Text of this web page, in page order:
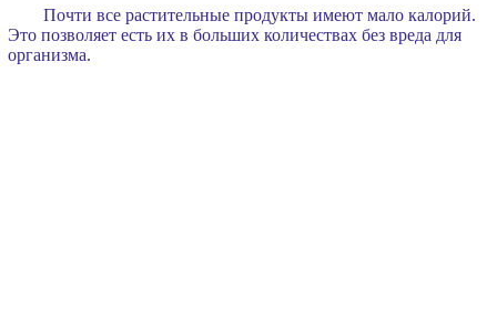
Почти все растительные продукты имеют мало калорий.
Это позволяет есть их в больших количествах без вреда для
организма.